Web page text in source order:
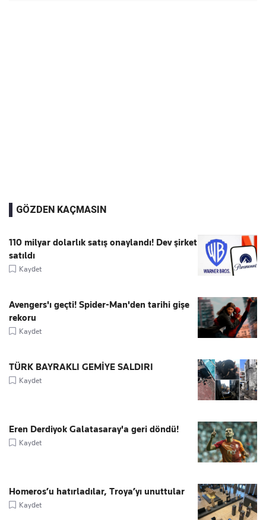
GÖZDEN KAÇMASIN
110 milyar dolarlık satış onaylandı! Dev şirket
satıldı
Kaydet
Avengers'ı geçti! Spider-Man'den tarihi gişe
rekoru
Kaydet
TÜRK BAYRAKLI GEMİYE SALDIRI
Kaydet
Eren Derdiyok Galatasaray'a geri döndü!
Kaydet
Homeros’u hatırladılar, Troya’yı unuttular
Kaydet